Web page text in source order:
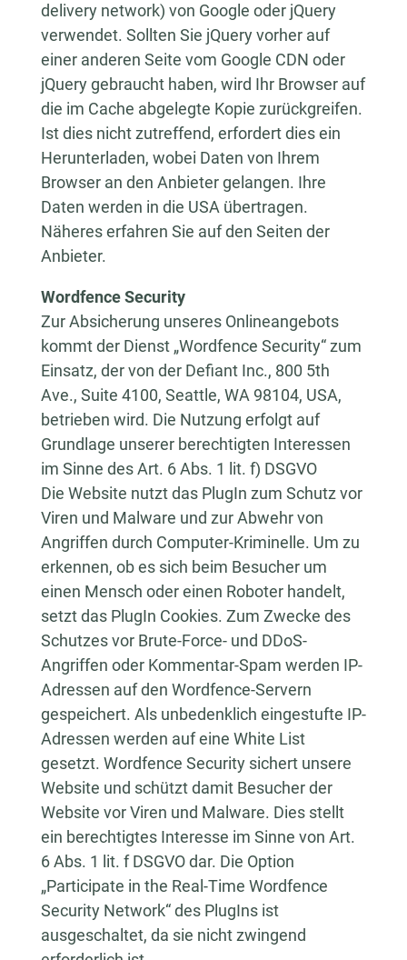
delivery network) von Google oder jQuery
verwendet. Sollten Sie jQuery vorher auf
einer anderen Seite vom Google CDN oder
jQuery gebraucht haben, wird Ihr Browser auf
die im Cache abgelegte Kopie zurückgreifen.
Ist dies nicht zutreffend, erfordert dies ein
Herunterladen, wobei Daten von Ihrem
Browser an den Anbieter gelangen. Ihre
Daten werden in die USA übertragen.
Näheres erfahren Sie auf den Seiten der
Anbieter.
Wordfence Security
Zur Absicherung unseres Onlineangebots
kommt der Dienst „Wordfence Security“ zum
Einsatz, der von der Defiant Inc., 800 5th
Ave., Suite 4100, Seattle, WA 98104, USA,
betrieben wird. Die Nutzung erfolgt auf
Grundlage unserer berechtigten Interessen
im Sinne des Art. 6 Abs. 1 lit. f) DSGVO
Die Website nutzt das PlugIn zum Schutz vor
Viren und Malware und zur Abwehr von
Angriffen durch Computer-Kriminelle. Um zu
erkennen, ob es sich beim Besucher um
einen Mensch oder einen Roboter handelt,
setzt das PlugIn Cookies. Zum Zwecke des
Schutzes vor Brute-Force- und DDoS-
Angriffen oder Kommentar-Spam werden IP-
Adressen auf den Wordfence-Servern
gespeichert. Als unbedenklich eingestufte IP-
Adressen werden auf eine White List
gesetzt. Wordfence Security sichert unsere
Website und schützt damit Besucher der
Website vor Viren und Malware. Dies stellt
ein berechtigtes Interesse im Sinne von Art.
6 Abs. 1 lit. f DSGVO dar. Die Option
„Participate in the Real-Time Wordfence
Security Network“ des PlugIns ist
ausgeschaltet, da sie nicht zwingend